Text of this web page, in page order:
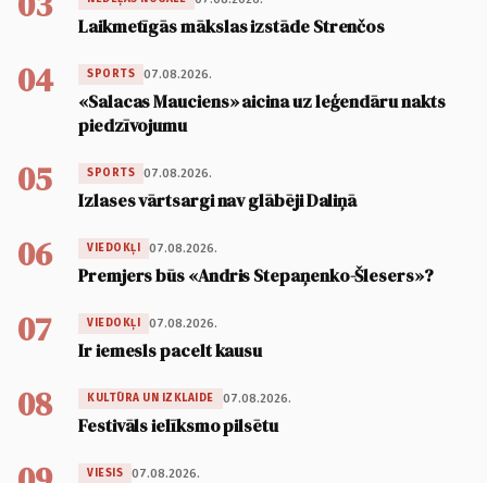
Laikmetīgās mākslas izstāde Strenčos
04 SPORTS 07.08.2026.
«Salacas Mauciens» aicina uz leģendāru nakts
piedzīvojumu
05 SPORTS 07.08.2026.
Izlases vārtsargi nav glābēji Daliņā
06 VIEDOKĻI 07.08.2026.
Premjers būs «Andris Stepaņenko-Šlesers»?
07 VIEDOKĻI 07.08.2026.
Ir iemesls pacelt kausu
08 KULTŪRA UN IZKLAIDE 07.08.2026.
Festivāls ielīksmo pilsētu
VIESIS 07.08.2026.